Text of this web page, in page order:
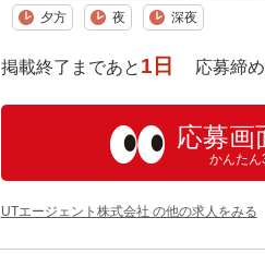
夕方 夜 深夜
掲載終了まであと 1日 応募締め
応募画
かんたん
UTエージェント株式会社 の他の求人をみる